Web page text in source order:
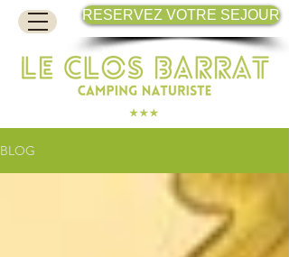
RESERVEZ VOTRE SEJOUR
BLOG